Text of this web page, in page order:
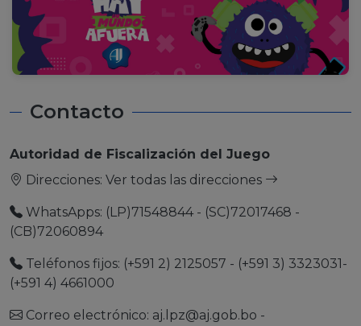
Contacto
Autoridad de Fiscalización del Juego
Direcciones: Ver todas las direcciones
WhatsApps: (LP)71548844 - (SC)72017468 -
(CB)72060894
Teléfonos fijos: (+591 2) 2125057 - (+591 3) 3323031-
(+591 4) 4661000
Correo electrónico: aj.lpz@aj.gob.bo -